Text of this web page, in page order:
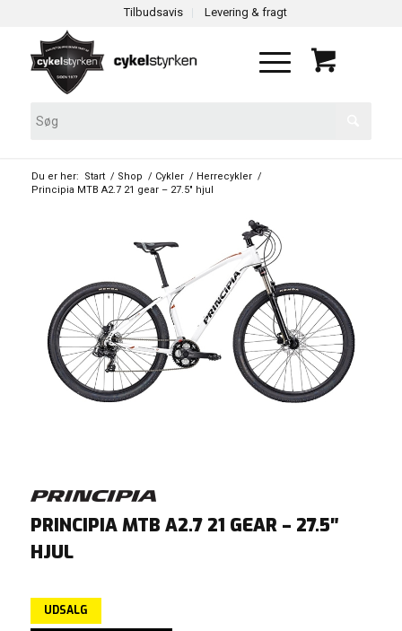
Tilbudsavis Levering & fragt
Du er her: Start / Shop / Cykler / Herrecykler /
Principia MTB A2.7 21 gear – 27.5″ hjul
PRINCIPIA MTB A2.7 21 GEAR – 27.5″
HJUL
UDSALG